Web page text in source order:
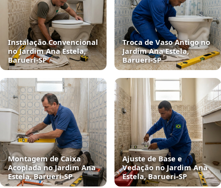
Instalação Convencional
no Jardim Ana Estela,
Barueri‑SP
Troca de Vaso Antigo no
Jardim Ana Estela,
Barueri‑SP
Montagem de Caixa
Acoplada no Jardim Ana
Estela, Barueri‑SP
Ajuste de Base e
Vedação no Jardim Ana
Estela, Barueri‑SP